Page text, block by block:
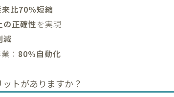
来比70%短縮
正確性を実現
減
： 80%自動化
トがありますか？